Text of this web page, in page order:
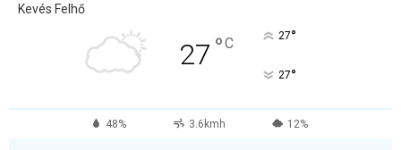
Kevés Felhő
27 °C 27°
27°
48% 3.6kmh 12%